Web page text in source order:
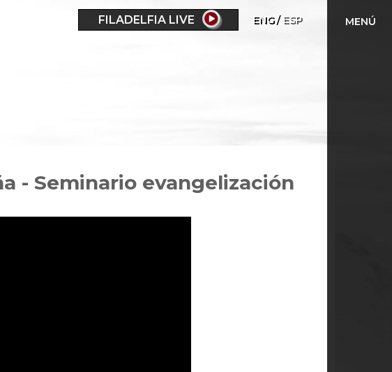
FILADELFIA LIVE ENG ESP MENÚ
- Seminario evangelización